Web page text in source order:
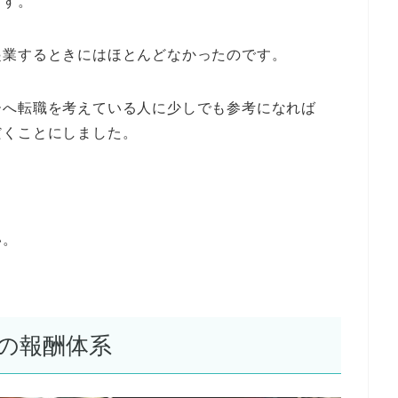
するときにはほとんどなかったのです。
転職を考えている人に少しでも参考になれば
ことにしました。
報酬体系